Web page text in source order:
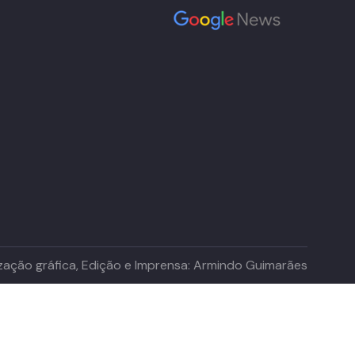
gráfica, Edição e Imprensa: Armindo Guimarães